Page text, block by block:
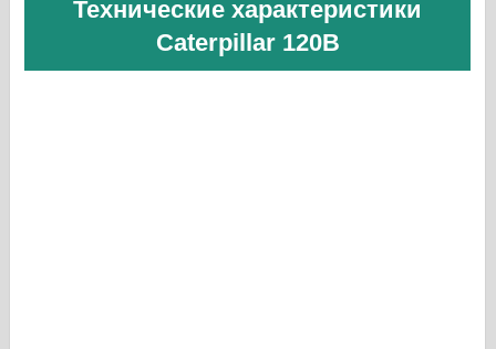
Технические характеристики
Caterpillar 120B